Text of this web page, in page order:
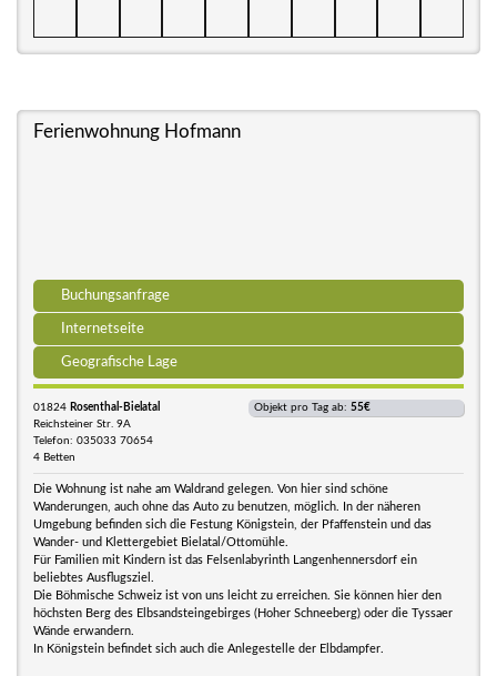
Ferienwohnung Hofmann
Buchungsanfrage
Internetseite
Geografische Lage
01824 Rosenthal-Bielatal
Reichsteiner Str. 9A
Telefon: 035033 70654
4 Betten
Objekt pro Tag ab: 55€
Die Wohnung ist nahe am Waldrand gelegen. Von hier sind schöne
Wanderungen, auch ohne das Auto zu benutzen, möglich. In der näheren
Umgebung befinden sich die Festung Königstein, der Pfaffenstein und das
Wander- und Klettergebiet Bielatal/Ottomühle.
Für Familien mit Kindern ist das Felsenlabyrinth Langenhennersdorf ein
beliebtes Ausflugsziel.
Die Böhmische Schweiz ist von uns leicht zu erreichen. Sie können hier den
höchsten Berg des Elbsandsteingebirges (Hoher Schneeberg) oder die Tyssaer
Wände erwandern.
In Königstein befindet sich auch die Anlegestelle der Elbdampfer.